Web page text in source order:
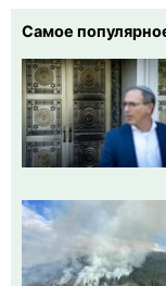
Самое